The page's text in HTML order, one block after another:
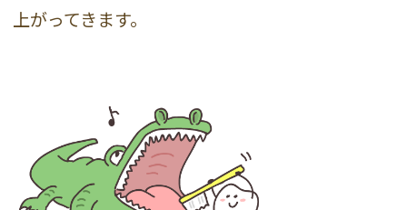
上がってきます。